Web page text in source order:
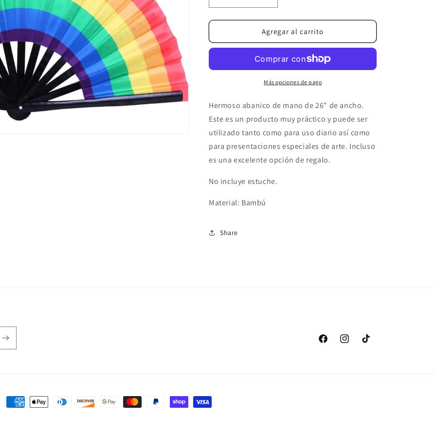
cantidad
para
🌈
cantidad
para
Arcoíris
🌈
Agregar al carrito
Más opciones de pago
Hermoso abanico de mano de 26" de ancho.
Este es un producto muy práctico y puede ser
utilizado tanto como para uso diario así como
para presentaciones especiales de arte. Incluso
es una excelente opción de regalo.
No incluye estuche.
Material: Bambú
Share
FacebookInstagramTikTok
Formas